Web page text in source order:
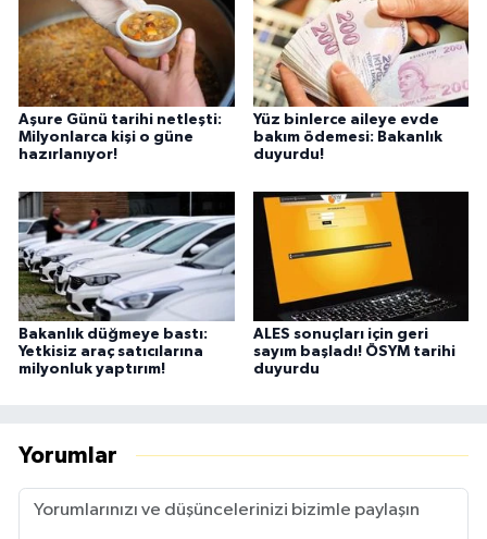
Aşure Günü tarihi netleşti:
Milyonlarca kişi o güne
hazırlanıyor!
Yüz binlerce aileye evde
bakım ödemesi: Bakanlık
duyurdu!
Bakanlık düğmeye bastı:
Yetkisiz araç satıcılarına
milyonluk yaptırım!
ALES sonuçları için geri
sayım başladı! ÖSYM tarihi
duyurdu
Yorumlar